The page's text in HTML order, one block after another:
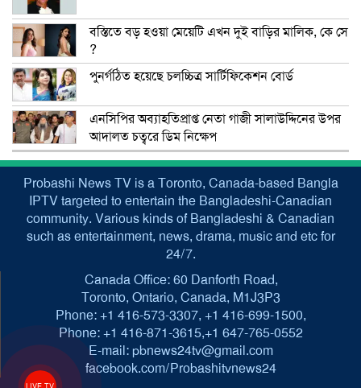
বস্তিতে বড় হওয়া মেয়েটি এখন দুই বাড়ির মালিক, কে সে
?
পুনর্গঠিত হয়েছে চলচ্চিত্র সার্টিফিকেশন বোর্ড
এনসিপির অব্যাহতিপ্রাপ্ত নেতা গাজী সালাউদ্দিনের উপর
আদালত চত্বরে ডিম নিক্ষেপ
Probashi News TV is a Toronto, Canada-based Bangla
IPTV targeted to entertain the Bangladeshi-Canadian
community. Various kinds of Bangladeshi & Canadian
such as entertainment, news, drama, music and etc for
24/7.
Canada Office: 60 Danforth Road,
Toronto, Ontario, Canada, M1J3P3
Phone: +1 416-573-3307, +1 416-699-1500,
Phone: +1 416-871-3615,+1 647-765-0552
E-mail: pbnews24tv@gmail.com
facebook.com/Probashitvnews24